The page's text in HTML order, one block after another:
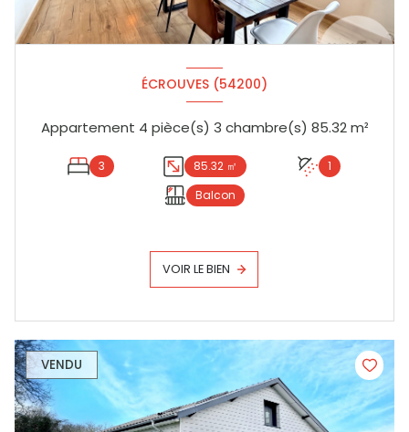
ÉCROUVES (54200)
Appartement 4 pièce(s) 3 chambre(s) 85.32 m²
3 85.32 ㎡
1
Balcon
VOIR LE BIEN
VENDU